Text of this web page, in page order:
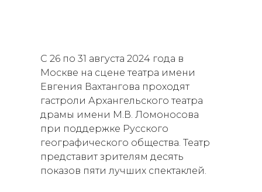
С 26 по 31 августа 2024 года в
Москве на сцене театра имени
Евгения Вахтангова проходят
гастроли Архангельского театра
драмы имени М.В. Ломоносова
при поддержке Русского
географического общества. Театр
представит зрителям десять
показов пяти лучших спектаклей.